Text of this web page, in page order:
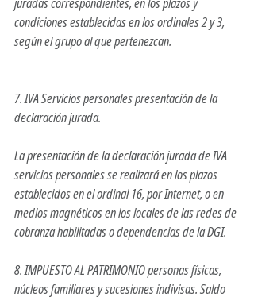
condiciones establecidas en los ordinales 2 y 3,
según el grupo al que pertenezcan.
7. IVA Servicios personales presentación de la
declaración jurada.
La presentación de la declaración jurada de IVA
servicios personales se realizará en los plazos
establecidos en el ordinal 16, por Internet, o en
medios magnéticos en los locales de las redes de
cobranza habilitadas o dependencias de la DGI.
8. IMPUESTO AL PATRIMONIO personas físicas,
núcleos familiares y sucesiones indivisas. Saldo